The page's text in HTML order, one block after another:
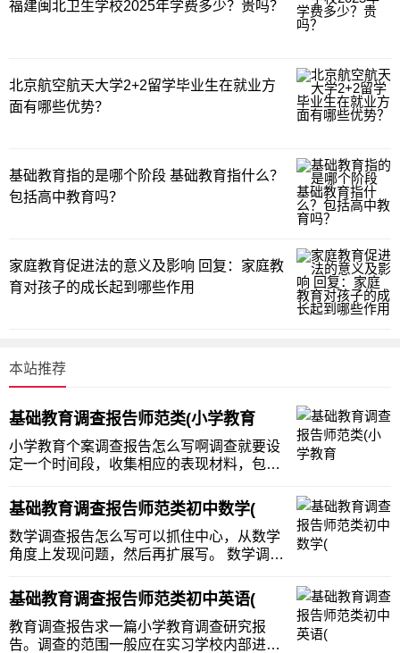
福建闽北卫生学校2025年学费多少？贵吗？
北京航空航天大学2+2留学毕业生在就业方
面有哪些优势？
基础教育指的是哪个阶段 基础教育指什么？
包括高中教育吗？
家庭教育促进法的意义及影响 回复：家庭教
育对孩子的成长起到哪些作用
本站推荐
基础教育调查报告师范类(小学教育
小学教育个案调查报告怎么写啊调查就要设
定一个时间段，收集相应的表现材料，包括
对某一个对象，收集其各个方面的具体表
现，尤其是突出通过教育后与之前相比取得
的进步。报告应突出教育活动之前的状况，
教育过程中的对
基础教育调查报告师范类初中数学(
数学调查报告怎么写可以抓住中心，从数学
角度上发现问题，然后再扩展写。 数学调查
现问题，然后再扩展写。求初一数学调查报
告http:///essay/article/summary/
基础教育调查报告师范类初中英语(
教育调查报告求一篇小学教育调查研究报
告。调查的范围一般应在实习学校内部进